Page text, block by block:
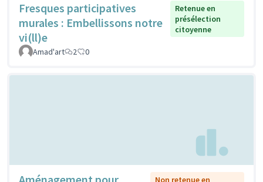
Fresques participatives
murales : Embellissons notre
vi(ll)e
Retenue en
présélection
citoyenne
Amad'art 2 0